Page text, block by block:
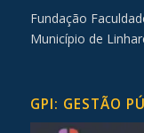
Fundação
Município de
GPI: GESTÃO